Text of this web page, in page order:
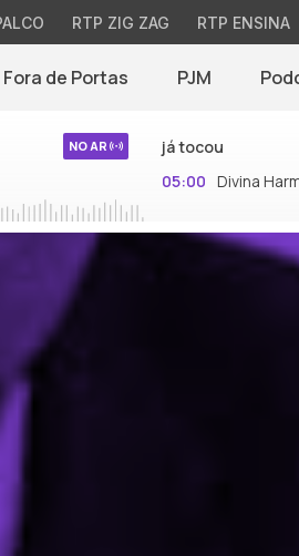
RTP ZIG ZAG RTP ENSINA
Fora de Portas PJM
NO AR
já tocou
05:00 Divina